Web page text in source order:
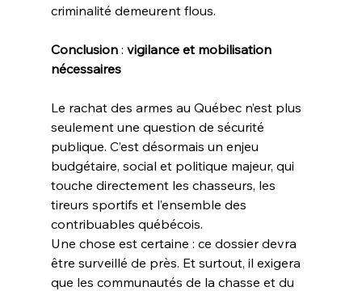
criminalité demeurent flous.
Conclusion : vigilance et mobilisation
nécessaires
Le rachat des armes au Québec n’est plus
seulement une question de sécurité
publique. C’est désormais un enjeu
budgétaire, social et politique majeur, qui
touche directement les chasseurs, les
tireurs sportifs et l’ensemble des
contribuables québécois.
Une chose est certaine : ce dossier devra
être surveillé de près. Et surtout, il exigera
que les communautés de la chasse et du